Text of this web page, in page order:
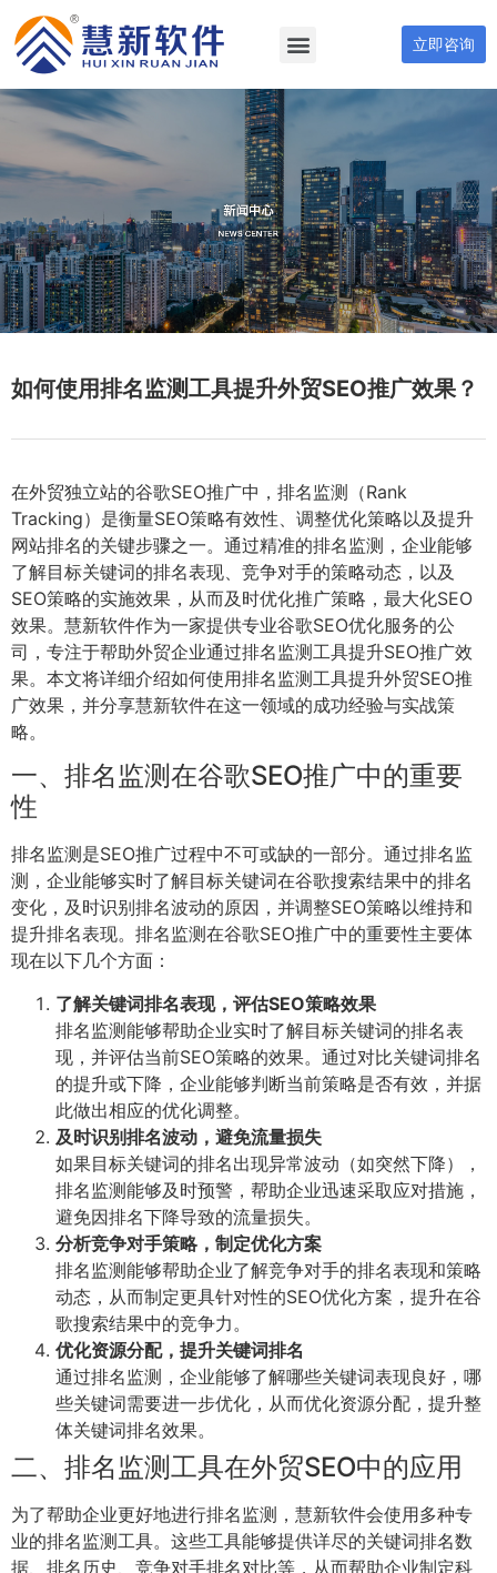
立即咨询
如何使用排名监测工具提升外贸SEO推广效果？
在外贸独立站的谷歌SEO推广中，排名监测（Rank
Tracking）是衡量SEO策略有效性、调整优化策略以及提升
网站排名的关键步骤之一。通过精准的排名监测，企业能够
了解目标关键词的排名表现、竞争对手的策略动态，以及
SEO策略的实施效果，从而及时优化推广策略，最大化SEO
效果。慧新软件作为一家提供专业谷歌SEO优化服务的公
司，专注于帮助外贸企业通过排名监测工具提升SEO推广效
果。本文将详细介绍如何使用排名监测工具提升外贸SEO推
广效果，并分享慧新软件在这一领域的成功经验与实战策
略。
一、排名监测在谷歌SEO推广中的重要
性
排名监测是SEO推广过程中不可或缺的一部分。通过排名监
测，企业能够实时了解目标关键词在谷歌搜索结果中的排名
变化，及时识别排名波动的原因，并调整SEO策略以维持和
提升排名表现。排名监测在谷歌SEO推广中的重要性主要体
现在以下几个方面：
了解关键词排名表现，评估SEO策略效果
排名监测能够帮助企业实时了解目标关键词的排名表
现，并评估当前SEO策略的效果。通过对比关键词排名
的提升或下降，企业能够判断当前策略是否有效，并据
此做出相应的优化调整。
及时识别排名波动，避免流量损失
如果目标关键词的排名出现异常波动（如突然下降），
排名监测能够及时预警，帮助企业迅速采取应对措施，
避免因排名下降导致的流量损失。
分析竞争对手策略，制定优化方案
排名监测能够帮助企业了解竞争对手的排名表现和策略
动态，从而制定更具针对性的SEO优化方案，提升在谷
歌搜索结果中的竞争力。
优化资源分配，提升关键词排名
通过排名监测，企业能够了解哪些关键词表现良好，哪
些关键词需要进一步优化，从而优化资源分配，提升整
体关键词排名效果。
二、排名监测工具在外贸SEO中的应用
为了帮助企业更好地进行排名监测，慧新软件会使用多种专
业的排名监测工具。这些工具能够提供详尽的关键词排名数
据、排名历史、竞争对手排名对比等，从而帮助企业制定科